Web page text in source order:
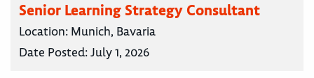
Senior Learning Strategy Consultant
Location: Munich, Bavaria
Date Posted:July 1, 2026